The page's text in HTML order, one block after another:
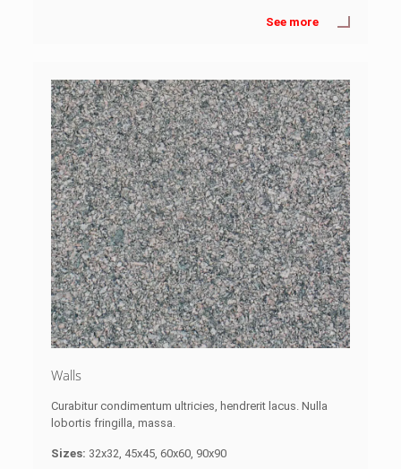
See more
Walls
Curabitur condimentum ultricies, hendrerit lacus. Nulla
lobortis fringilla, massa.
Sizes: 32x32, 45x45, 60x60, 90x90